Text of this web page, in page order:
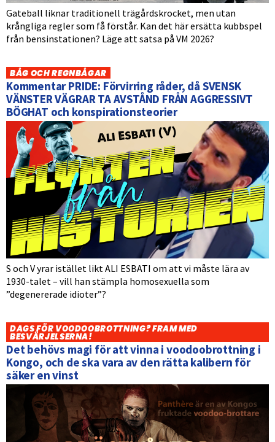
Gateball liknar traditionell trägårdskrocket, men utan
krångliga regler som få förstår. Kan det här ersätta kubbspel
från bensinstationen? Läge att satsa på VM 2026?
BÅG OCH REGNBÅGAR
Kommentar PRIDE: Förvirring råder, då SVENSK
VÄNSTER VÄGRAR TA AVSTÅND FRÅN AGGRESSIVT
BÖGHAT och konspirationsteorier
S och V yrar istället likt ALI ESBATI om att vi måste lära av
1930-talet – vill han stämpla homosexuella som
”degenererade idioter”?
DAGS FÖR VOODOOBROTTNING? FRAM MED
BESVÄRJELSERNA!
Det behövs magi för att vinna i voodoobrottning i
Kongo, och de ska vara av den rätta kalibern för
säker en vinst